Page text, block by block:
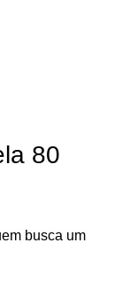
80
busca um